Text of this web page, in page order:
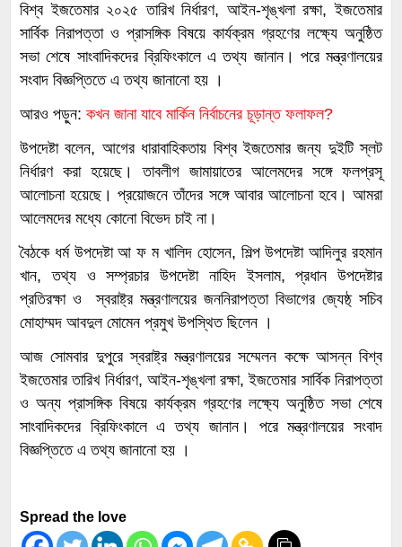
বিশ্ব ইজতেমার ২০২৫ তারিখ নির্ধারণ, আইন-শৃঙ্খলা রক্ষা, ইজতেমার
সার্বিক নিরাপত্তা ও প্রাসঙ্গিক বিষয়ে কার্যক্রম গ্রহণের লক্ষ্যে অনুষ্ঠিত
সভা শেষে সাংবাদিকদের ব্রিফিংকালে এ তথ্য জানান। পরে মন্ত্রণালয়ের
সংবাদ বিজ্ঞপ্তিতে এ তথ্য জানানো হয় ।
আরও পড়ুন: কখন জানা যাবে মার্কিন নির্বাচনের চূড়ান্ত ফলাফল?
উপদেষ্টা বলেন, আগের ধারাবাহিকতায় বিশ্ব ইজতেমার জন্য দুইটি স্লট
নির্ধারণ করা হয়েছে। তাবলীগ জামায়াতের আলেমদের সঙ্গে ফলপ্রসূ
আলোচনা হয়েছে। প্রয়োজনে তাঁদের সঙ্গে আবার আলোচনা হবে। আমরা
আলেমদের মধ্যে কোনো বিভেদ চাই না।
বৈঠকে ধর্ম উপদেষ্টা আ ফ ম খালিদ হোসেন, শিল্প উপদেষ্টা আদিলুর রহমান
খান, তথ্য ও সম্প্রচার উপদেষ্টা নাহিদ ইসলাম, প্রধান উপদেষ্টার
প্রতিরক্ষা ও স্বরাষ্ট্র মন্ত্রণালয়ের জননিরাপত্তা বিভাগের জ্যেষ্ঠ্ সচিব
মোহাম্মদ আবদুল মোমেন প্রমুখ উপস্থিত ছিলেন ।
আজ সোমবার দুপুরে স্বরাষ্ট্র মন্ত্রণালয়ের সম্মেলন কক্ষে আসন্ন বিশ্ব
ইজতেমার তারিখ নির্ধারণ, আইন-শৃঙ্খলা রক্ষা, ইজতেমার সার্বিক নিরাপত্তা
ও অন্য প্রাসঙ্গিক বিষয়ে কার্যক্রম গ্রহণের লক্ষ্যে অনুষ্ঠিত সভা শেষে
সাংবাদিকদের ব্রিফিংকালে এ তথ্য জানান। পরে মন্ত্রণালয়ের সংবাদ
বিজ্ঞপ্তিতে এ তথ্য জানানো হয় ।
Spread the love